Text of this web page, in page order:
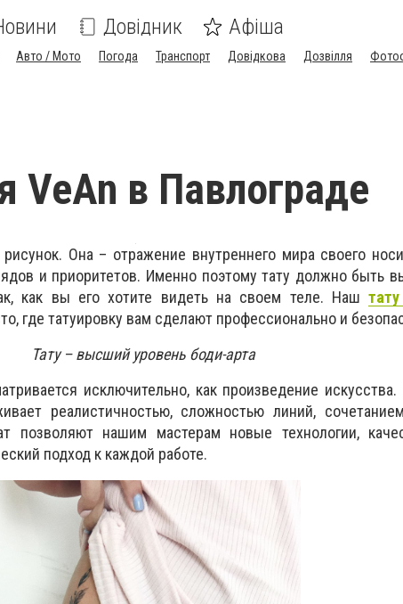
Довідник Афіша
Авто / Мото Погода Транспорт Довідкова Дозвілля
VeAn в Павлограде
Она – отражение внутреннего мира своего
и приоритетов. Именно поэтому тату должно быть
как вы его хотите видеть на своем теле. Наш
где татуировку вам сделают профессионально и
Тату – высший уровень боди-арта
исключительно, как произведение искусства.
реалистичностью, сложностью линий,
позволяют нашим мастерам новые технологии,
подход к каждой работе.